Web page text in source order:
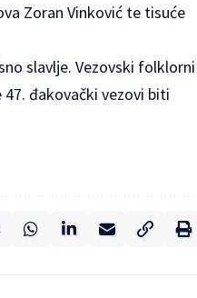
Zoran Vinković te tisuće
slavlje. Vezovski folklorni
đakovački vezovi biti